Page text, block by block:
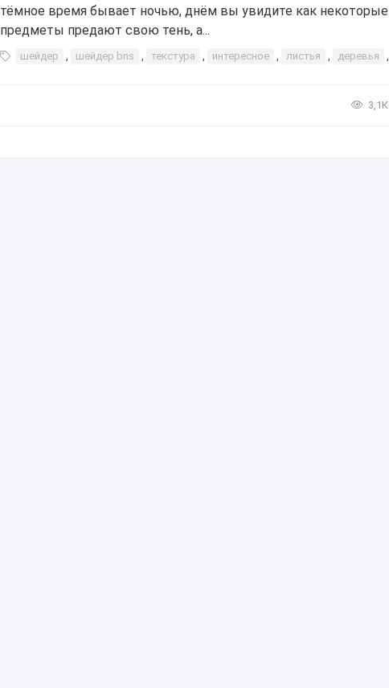
тёмное время бывает ночью, днём вы увидите как некоторые
предметы предают свою тень, а...
шейдер , шейдер bns , текстура , интересное , листья , деревья ,
3,1К